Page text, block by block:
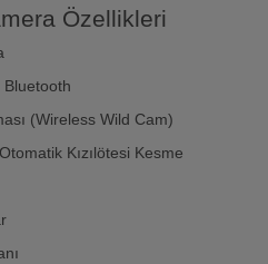
Özellikleri
(Wireless Wild Cam)
Kızılötesi Kesme